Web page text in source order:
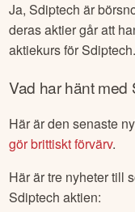
Ja,Sdiptech är
deras aktier går att
aktiekurs förSdiptech.
Vad har hänt med
Här är den senaste
gör brittiskt förvärv.
Här är tre nyheter till
Sdiptech aktien: